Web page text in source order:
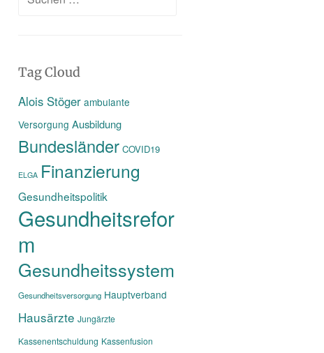
Tag Cloud
Alois Stöger ambulante
Versorgung Ausbildung
Bundesländer COVID19
ELGA Finanzierung
Gesundheitspolitik
Gesundheitsrefor
m
Gesundheitssystem
Gesundheitsversorgung Hauptverband
Hausärzte Jungärzte
Kassenentschuldung Kassenfusion